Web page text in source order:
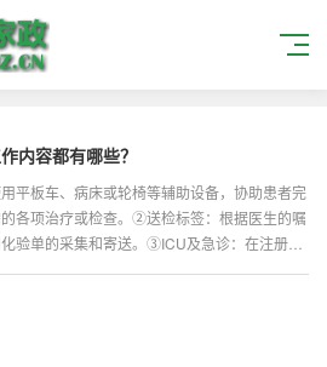
内容都有哪些？
平板车、病床或轮椅等辅助设备，协助患者完
各项治疗或检查。②送检标签：根据医生的嘱
验单的采集和寄送。③ICU及急诊：在注册护